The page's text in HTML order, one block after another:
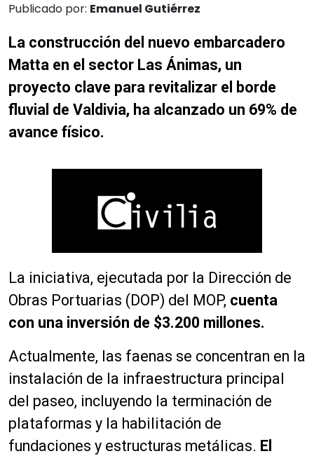
Publicado por: Emanuel Gutiérrez
La construcción del nuevo embarcadero
Matta en el sector Las Ánimas, un
proyecto clave para revitalizar el borde
fluvial de Valdivia, ha alcanzado un 69% de
avance físico.
La iniciativa, ejecutada por la Dirección de
Obras Portuarias (DOP) del MOP, cuenta
con una inversión de $3.200 millones.
Actualmente, las faenas se concentran en la
instalación de la infraestructura principal
del paseo, incluyendo la terminación de
plataformas y la habilitación de
fundaciones y estructuras metálicas. El